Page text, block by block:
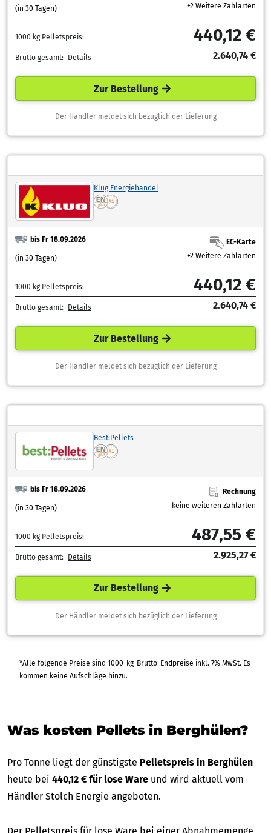
(in 30 Tagen)
+2 Weitere Zahlarten
1000 kg Pelletspreis: 440,12 €
Brutto gesamt: Details 2.640,74 €
Zur Bestellung
Der Händler meldet sich bezüglich der Lieferung
Klug Energiehandel
bis Fr 18.09.2026
(in 30 Tagen)
EC-Karte
+2 Weitere Zahlarten
1000 kg Pelletspreis: 440,12 €
Brutto gesamt: Details 2.640,74 €
Zur Bestellung
Der Händler meldet sich bezüglich der Lieferung
Best:Pellets
bis Fr 18.09.2026
(in 30 Tagen)
Rechnung
keine weiteren Zahlarten
1000 kg Pelletspreis: 487,55 €
Brutto gesamt: Details 2.925,27 €
Zur Bestellung
Der Händler meldet sich bezüglich der Lieferung
*Alle folgende Preise sind 1000-kg-Brutto-Endpreise inkl. 7% MwSt. Es
kommen keine Aufschläge hinzu.
Was kosten Pellets in Berghülen?
Pro Tonne liegt der günstigste Pelletspreis in Berghülen
heute bei 440,12 € für lose Ware und wird aktuell vom
Händler Stolch Energie angeboten.